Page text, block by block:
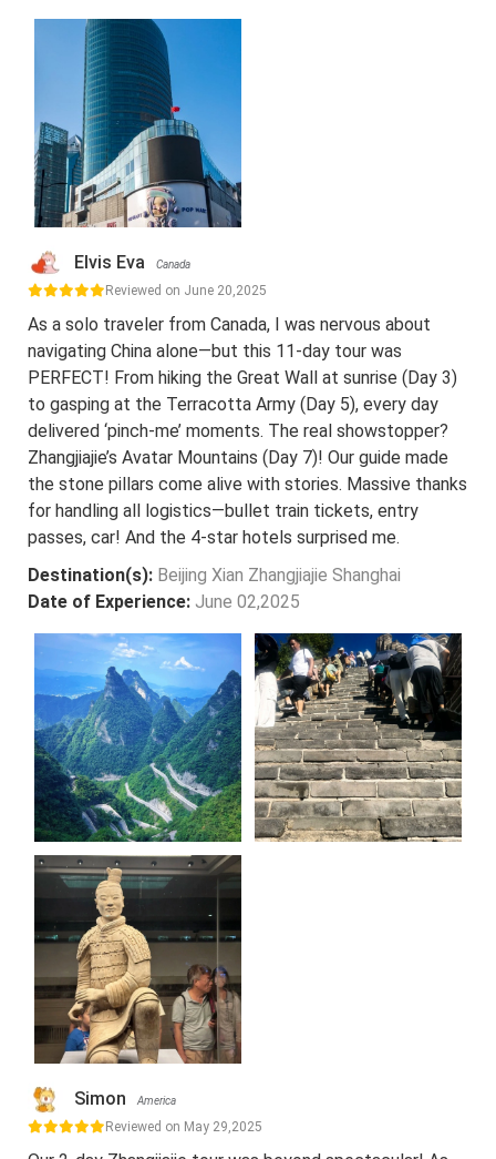
Elvis Eva Canada
Reviewed on June 20,2025
As a solo traveler from Canada, I was nervous about
navigating China alone—but this 11-day tour was
PERFECT! From hiking the Great Wall at sunrise (Day 3)
to gasping at the Terracotta Army (Day 5), every day
delivered ‘pinch-me’ moments. The real showstopper?
Zhangjiajie’s Avatar Mountains (Day 7)! Our guide made
the stone pillars come alive with stories. Massive thanks
for handling all logistics—bullet train tickets, entry
passes, car! And the 4-star hotels surprised me.
Destination(s): Beijing Xian Zhangjiajie Shanghai
Date of Experience: June 02,2025
Simon America
Reviewed on May 29,2025